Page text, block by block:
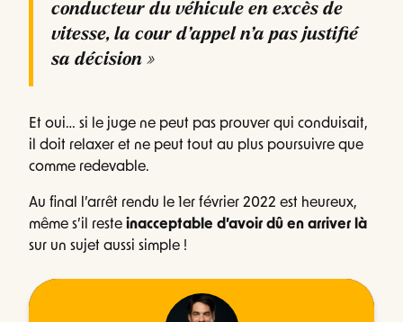
conducteur du véhicule en excès de
vitesse, la cour d’appel n’a pas justifié
sa décision »
Et oui… si le juge ne peut pas prouver qui conduisait,
il doit relaxer et ne peut tout au plus poursuivre que
comme redevable.
Au final l’arrêt rendu le 1er février 2022 est heureux,
même s’il reste inacceptable d’avoir dû en arriver là
sur un sujet aussi simple !